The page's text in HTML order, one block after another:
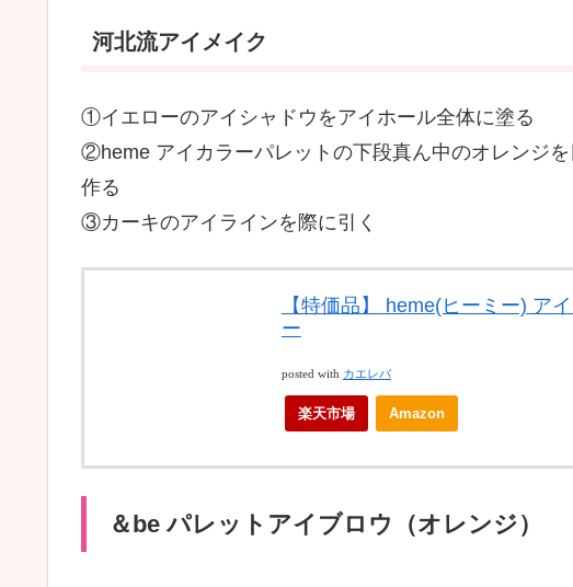
河北流アイメイク
①イエローのアイシャドウをアイホール全体に塗る
②heme アイカラーパレットの下段真ん中のオレンジ
作る
③カーキのアイラインを際に引く
【特価品】 heme(ヒーミー) ア
ー
posted with カエレバ
楽天市場 Amazon
＆be パレットアイブロウ（オレンジ）